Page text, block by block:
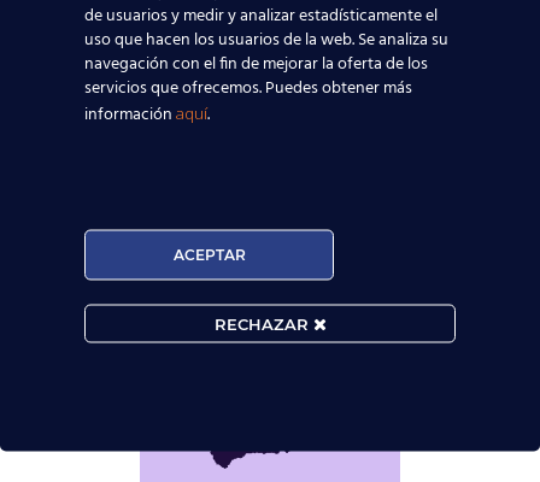
requeridos en todos sus exámenes
Cambridge. A nivel mundial, son ya más de
cuatro millones de personas al año las que
eligen realizar los exámenes Cambridge
English para alcanzar sus objetivos
¿Dónde estamos?
de usuarios y medir y analizar estadísticamente el
uso que hacen los usuarios de la web. Se analiza su
navegación con el fin de mejorar la oferta de los
servicios que ofrecemos. Puedes obtener más
información aquí.
ACEPTAR
RECHAZAR